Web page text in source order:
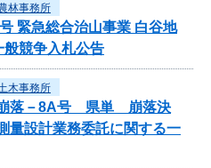
林事務所
緊急総合治山事業 白谷地
般競争入札公告
木事務所
崩落－8A号 県単 崩落決
量設計業務委託に関する一